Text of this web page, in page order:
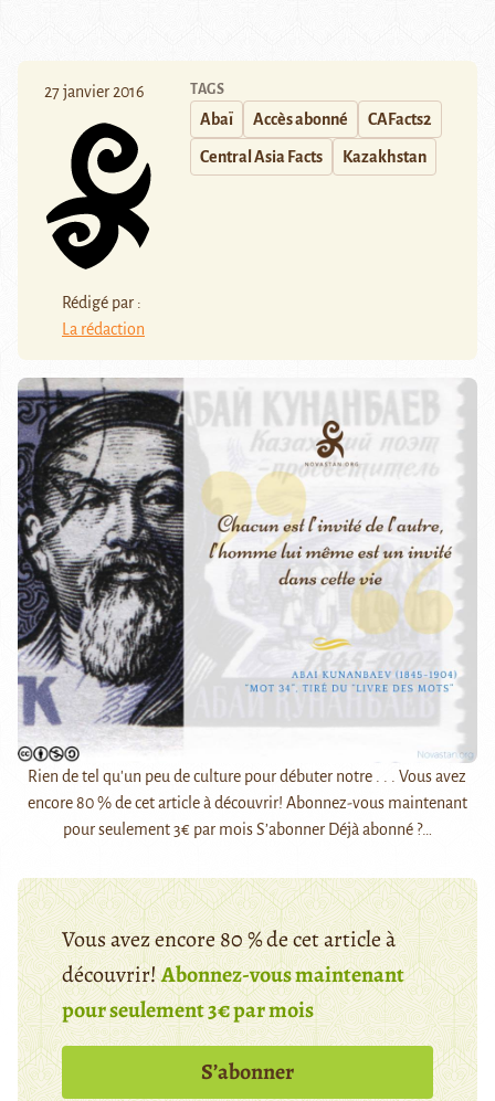
27 janvier 2016
Rédigé par :
La rédaction
TAGS
Abaï Accès abonné CAFacts2
Central Asia Facts Kazakhstan
Rien de tel qu'un peu de culture pour débuter notre . . . Vous avez
encore 80 % de cet article à découvrir! Abonnez-vous maintenant
pour seulement 3€ par mois S’abonner Déjà abonné ?…
Vous avez encore 80 % de cet article à
découvrir!Abonnez-vous maintenant
pour seulement 3€ par mois
S’abonner